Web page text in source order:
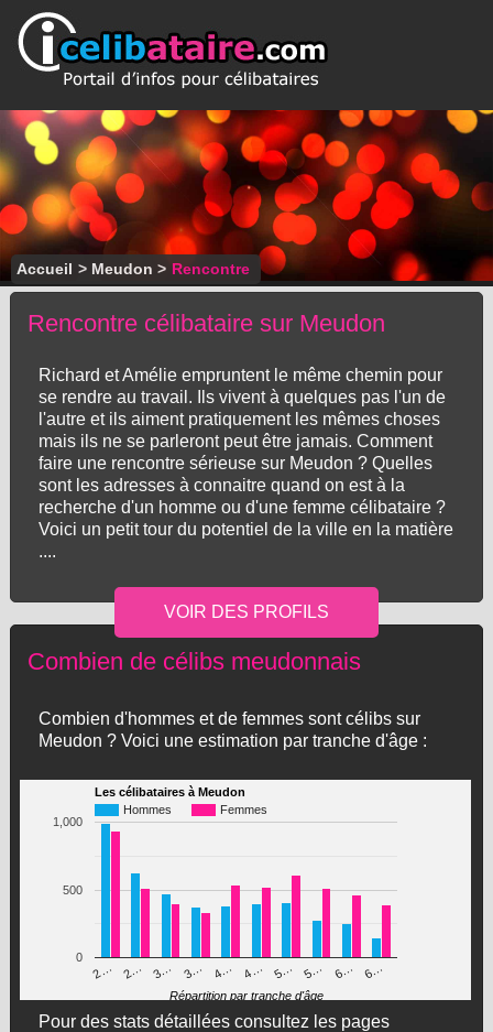
Accueil > Meudon > Rencontre
Rencontre célibataire sur Meudon
Richard et Amélie empruntent le même chemin pour
se rendre au travail. Ils vivent à quelques pas l'un de
l'autre et ils aiment pratiquement les mêmes choses
mais ils ne se parleront peut être jamais. Comment
faire une rencontre sérieuse sur Meudon ? Quelles
sont les adresses à connaitre quand on est à la
recherche d'un homme ou d'une femme célibataire ?
Voici un petit tour du potentiel de la ville en la matière
....
Combien de célibs meudonnais
Combien d'hommes et de femmes sont célibs sur
Meudon ? Voici une estimation par tranche d'âge :
Les célibataires à Meudon
Hommes
Femmes
2… 2… 3… 3… 4… 4… 5… 5… 6… 6…
0
500
1,000
Répartition par tranche d'âge
Pour des stats détaillées consultez les pages